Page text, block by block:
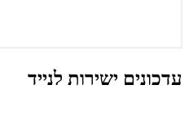
עדכונים ישירות לנייד